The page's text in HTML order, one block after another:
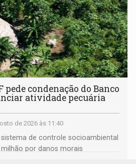
pede condenação do Banco
atividade pecuária
de 2026 às 11:40
de controle socioambiental
por danos morais